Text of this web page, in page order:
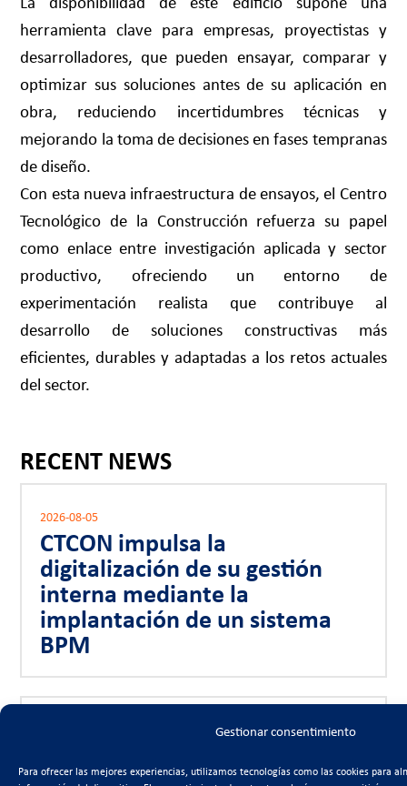
Gestionar consentimiento
Para ofrecer las mejores experiencias, utilizamos tecnologías como las cookies para
herramienta clave para empresas, proyectistas y
desarrolladores, que pueden ensayar, comparar y
optimizar sus soluciones antes de su aplicación en
obra, reduciendo incertidumbres técnicas y
mejorando la toma de decisiones en fases tempranas
de diseño.
Con esta nueva infraestructura de ensayos, el Centro
Tecnológico de la Construcción refuerza su papel
como enlace entre investigación aplicada y sector
productivo, ofreciendo un entorno de
experimentación realista que contribuye al
desarrollo de soluciones constructivas más
eficientes, durables y adaptadas a los retos actuales
del sector.
RECENT NEWS
2026-08-05
CTCON impulsa la
digitalización de su gestión
interna mediante la
implantación de un sistema
BPM